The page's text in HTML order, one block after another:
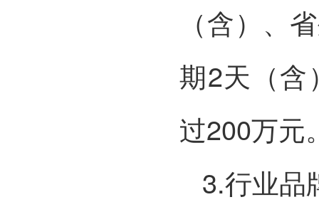
（含）、
期2天（含
过200万元
3.行业品